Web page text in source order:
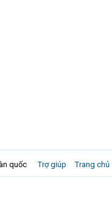
Trợ giúp Trang chủ
quốc